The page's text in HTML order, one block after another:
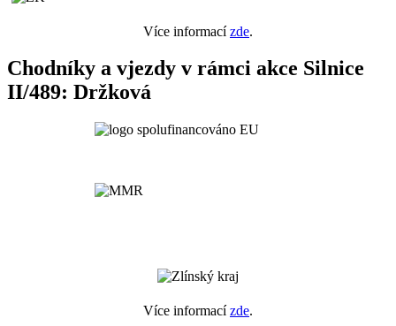
Více informacízde.
Chodníky a vjezdy v rámci akce Silnice
II/489: Držková
Více informacízde.